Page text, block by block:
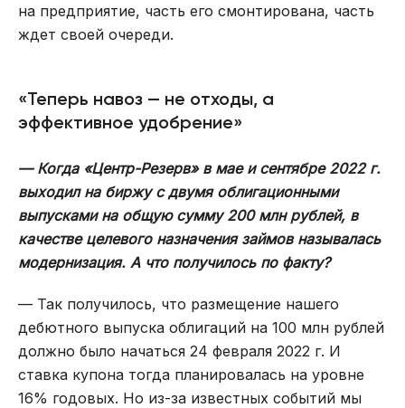
на предприятие, часть его смонтирована, часть
ждет своей очереди.
«Теперь навоз — не отходы, а
эффективное удобрение»
— Когда «Центр-Резерв» в мае и сентябре 2022 г.
выходил на биржу с двумя облигационными
выпусками на общую сумму 200 млн рублей, в
качестве целевого назначения займов называлась
модернизация. А что получилось по факту?
— Так получилось, что размещение нашего
дебютного выпуска облигаций на 100 млн рублей
должно было начаться 24 февраля 2022 г. И
ставка купона тогда планировалась на уровне
16% годовых. Но из-за известных событий мы